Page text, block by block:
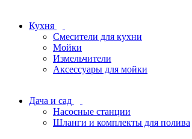
Кухня
Смесители для кухни
Мойки
Измельчители
Аксессуары для мойки
Дача и сад
Насосные станции
Шланги и комплекты для полива